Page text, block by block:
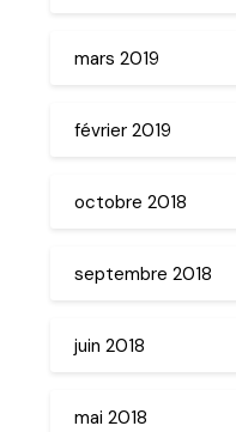
mars 2019
février 2019
octobre 2018
septembre 2018
juin 2018
mai 2018